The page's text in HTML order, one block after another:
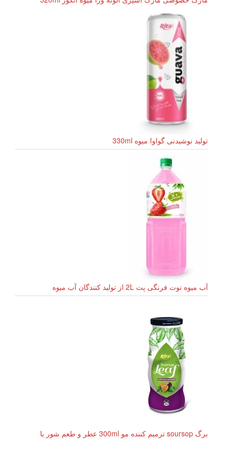
تولید نوشیدنی گواوا میوه 330ml
آب میوه توت فرنگی پت 2L از تولید کنندگان آب میوه
برگ soursop ترمیم کننده مو 300ml عطر و طعم شور با